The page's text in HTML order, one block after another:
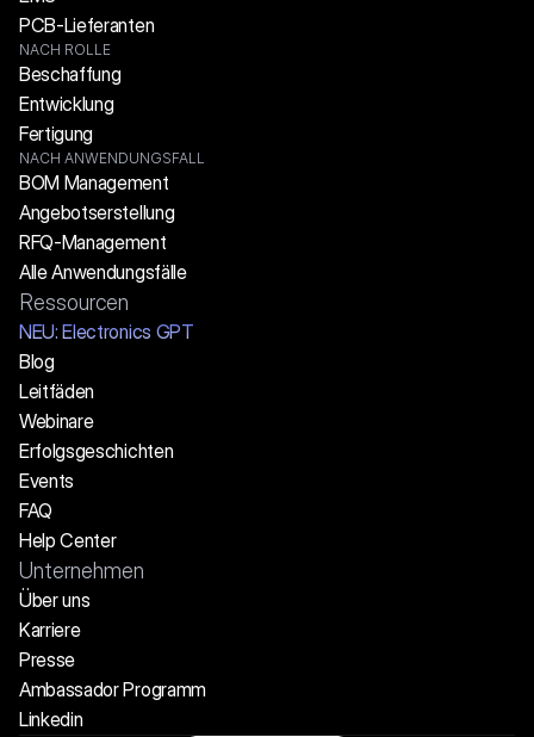
PCB-Lieferanten
NACH ROLLE
Beschaffung
Entwicklung
Fertigung
NACH ANWENDUNGSFALL
BOM Management
Angebotserstellung
RFQ-Management
Alle Anwendungsfälle
Ressourcen
NEU: Electronics GPT
Blog
Leitfäden
Webinare
Erfolgsgeschichten
Events
FAQ
Help Center
Unternehmen
Über uns
Karriere
Presse
Ambassador Programm
Linkedin